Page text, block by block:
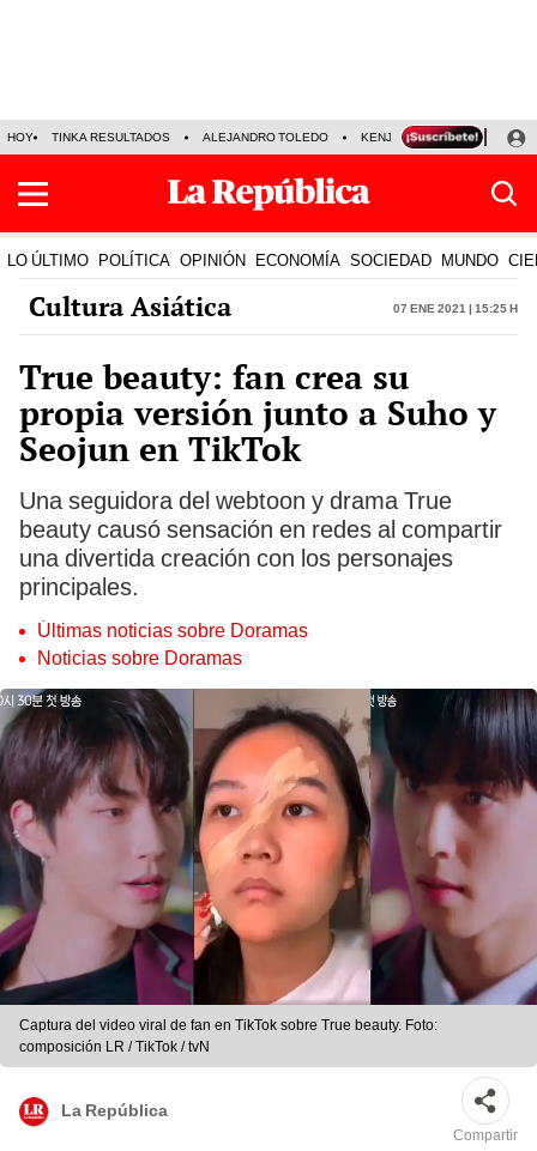
HOY TINKA RESULTADOS ALEJANDRO TOLEDO KENJI FUJIMORI
LO ÚLTIMO POLÍTICA OPINIÓN ECONOMÍA SOCIEDAD MUNDO
Cultura Asiática 07 Ene 2021 | 15:25 h
True beauty: fan crea su
propia versión junto a Suho y
Seojun en TikTok
Una seguidora del webtoon y drama True
beauty causó sensación en redes al compartir
una divertida creación con los personajes
principales.
Últimas noticias sobre Doramas
Noticias sobre Doramas
Captura del video viral de fan en TikTok sobre True beauty. Foto:
composición LR / TikTok / tvN
La República
Compartir